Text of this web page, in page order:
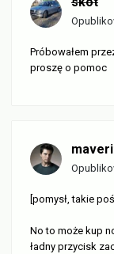
Próbowałem
proszę o pomoc
[pomysł, takie
No to może kup
ładny przycisk